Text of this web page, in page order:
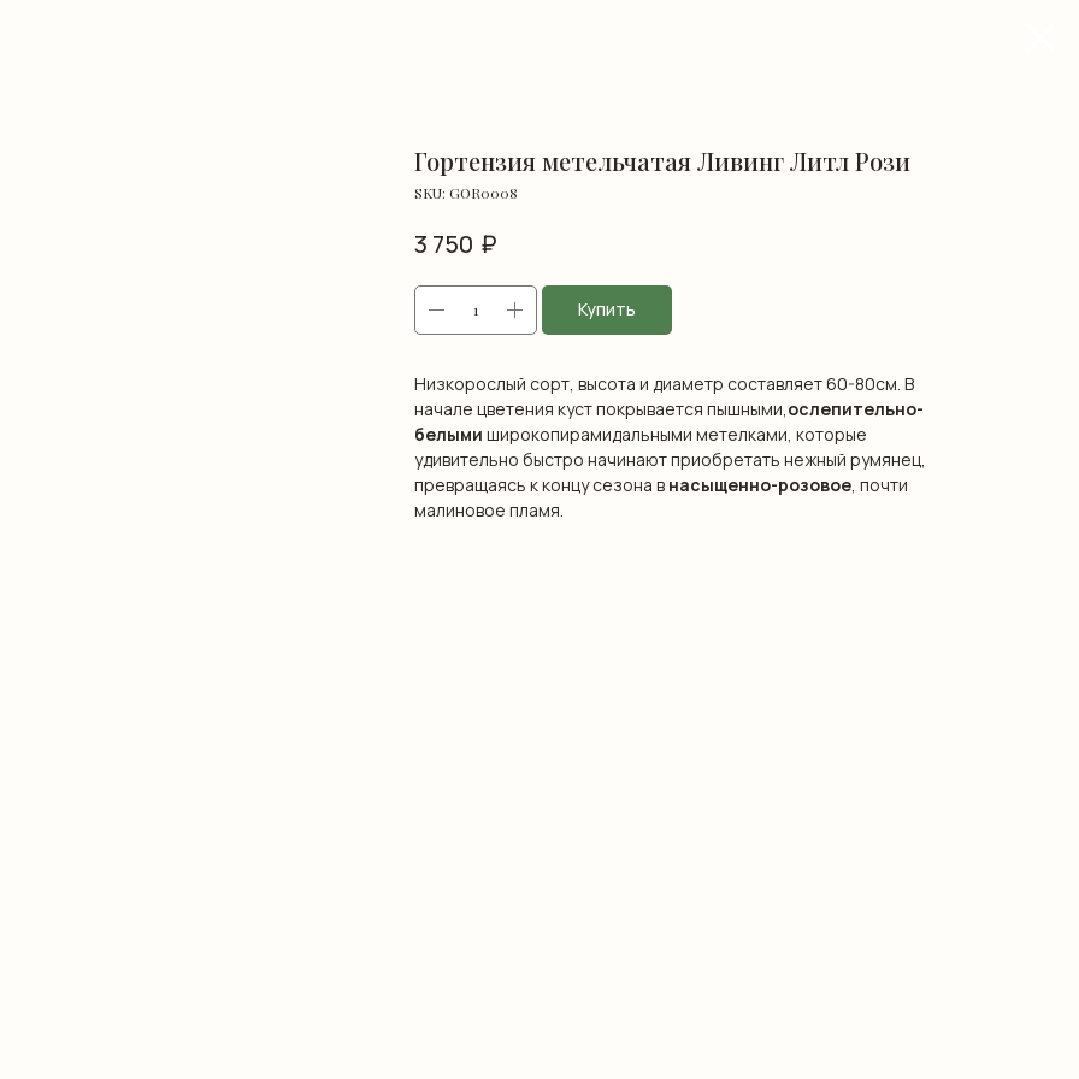
Гортензия метельчатая Ливинг Литл Рози
SKU: GOR0008
3 750 ₽
Купить
Низкорослый сорт, высота и диаметр составляет 60-80см. В
начале цветения куст покрывается пышными,ослепительно-
белыми широкопирамидальными метелками, которые
удивительно быстро начинают приобретать нежный румянец,
превращаясь к концу сезона в насыщенно-розовое, почти
малиновое пламя.